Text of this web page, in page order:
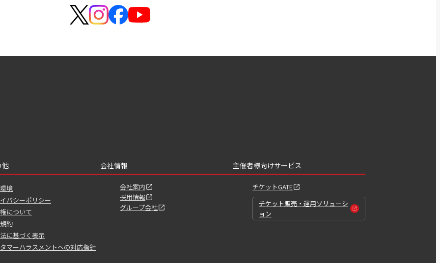
他
境
バシーポリシー
について
約
に基づく表示
マーハラスメントへの対応指針
会社情報
会社案内
採用情報
グループ会社
主催者様向けサービス
チケットGATE
チケット販売・運用ソリューシ
ョン